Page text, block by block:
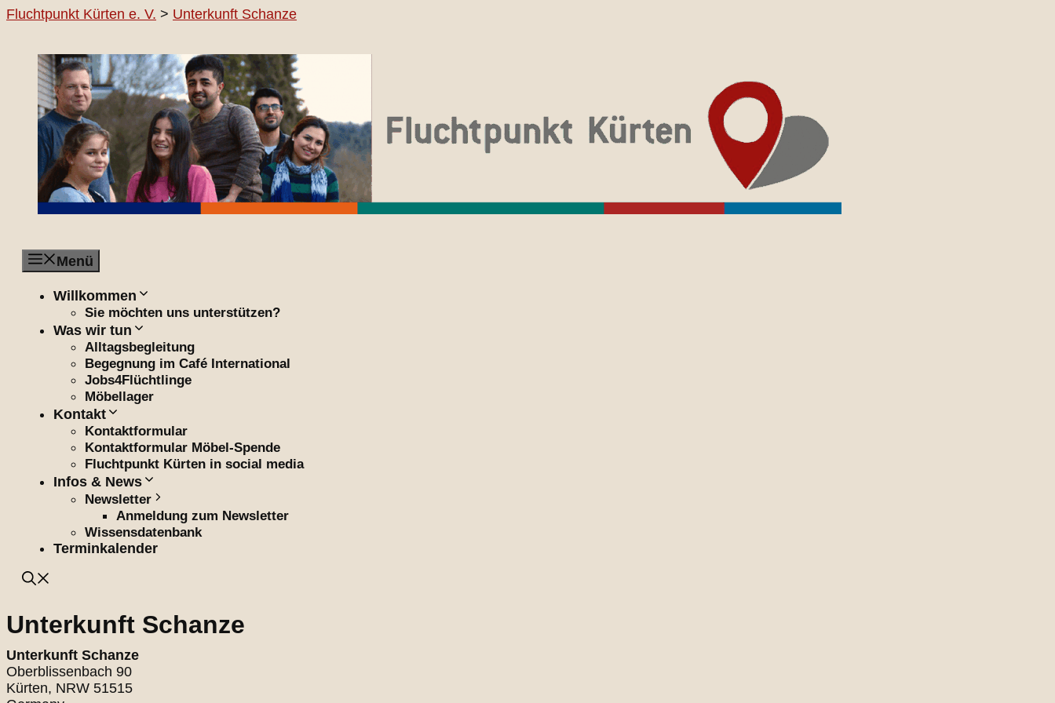
Zum
Fluchtpunkt Kürten e. V. > Unterkunft Schanze
Menü
Willkommen
Sie möchten uns unterstützen?
Was wir tun
Alltagsbegleitung
Begegnung im Café International
Jobs4Flüchtlinge
Möbellager
Kontakt
Kontaktformular
Kontaktformular Möbel-Spende
Fluchtpunkt Kürten in social media
Infos & News
Newsletter
Anmeldung zum Newsletter
Wissensdatenbank
Terminkalender
Unterkunft Schanze
Unterkunft Schanze
Oberblissenbach 90
Kürten, NRW 51515